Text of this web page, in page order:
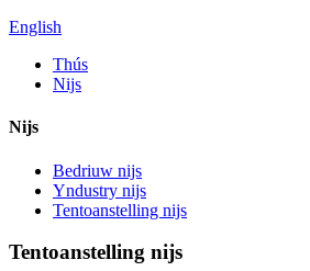
English
Thús
Nijs
Nijs
Bedriuw nijs
Yndustry nijs
Tentoanstelling nijs
Tentoanstelling nijs